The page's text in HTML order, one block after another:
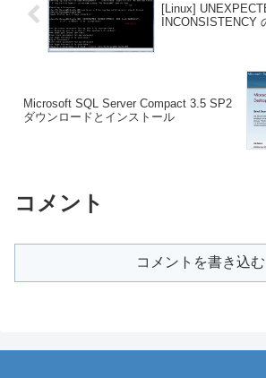
[Linux]
INCONSISTENCY
Microsoft SQL Server Compact 3.5 SP2
ダウンロードとインストール
コメント
コメントを書き込む